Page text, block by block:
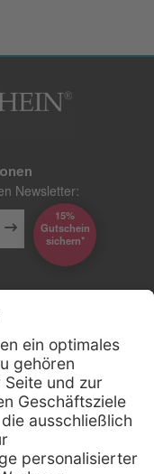
Newsletter:
15%
Gutschein
*sichern
6
8